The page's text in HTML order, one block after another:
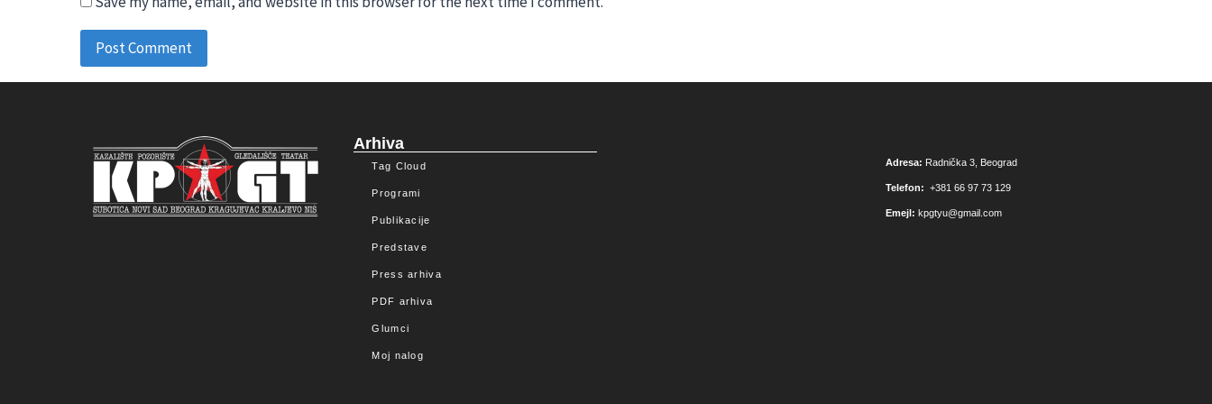
Arhiva
Tag Cloud
Programi
Publikacije
Predstave
Press arhiva
PDF arhiva
Glumci
Moj nalog
Adresa: Radnička 3, Beograd
Telefon: +381 66 97 73 129
Emejl: kpgtyu@gmail.com